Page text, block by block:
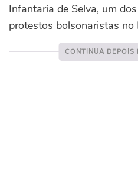
Infantaria de Selva, um
protestos bolsonaristas no